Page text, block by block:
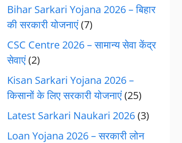
Bihar Sarkari Yojana 2026 – बिहार
की सरकारी योजनाएं(7)
CSC Centre 2026 – सामान्य सेवा केंद्र
सेवाएं(2)
Kisan Sarkari Yojana 2026 –
किसानों के लिए सरकारी योजनाएं(25)
Latest Sarkari Naukari 2026(3)
Loan Yojana 2026 – सरकारी लोन